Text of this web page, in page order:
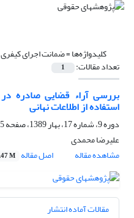
کلیدواژه‌ها =ضمانت اجرای کیفری
تعداد مقالات: 1
بررسی آراء قضایی صادره
استفاده از اطلاعات نهانی
دوره 9، شماره 17، بهار 1389، صفحه
علیرضا محمدی
مشاهده مقاله
اصل مقاله M
مقالات آماده انتشار